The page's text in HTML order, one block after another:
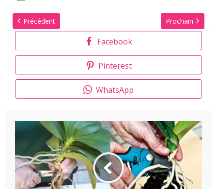
Précédent Prochain
Facebook
Pinterest
WhatsApp